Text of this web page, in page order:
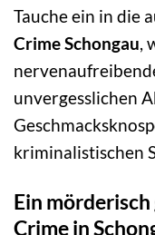
Tauche ein in die
Crime Schongau,
unvergesslichen
kriminalistischen
Ein
Crime in